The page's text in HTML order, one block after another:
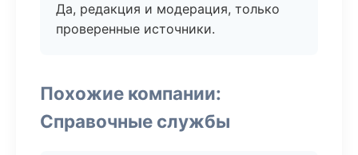
Да, редакция и модерация, только
проверенные источники.
Похожие компании:
Справочные службы